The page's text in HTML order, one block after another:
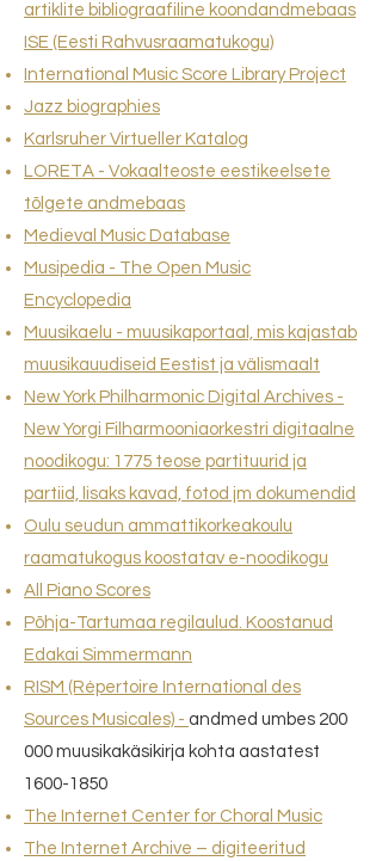
artiklite bibliograafiline koondandmebaas
ISE (Eesti Rahvusraamatukogu)
International Music Score Library Project
Jazz biographies
Karlsruher Virtueller Katalog
LORETA - Vokaalteoste eestikeelsete
tõlgete andmebaas
Medieval Music Database
Musipedia - The Open Music
Encyclopedia
Muusikaelu - muusikaportaal, mis kajastab
muusikauudiseid Eestist ja välismaalt
New York Philharmonic Digital Archives -
New Yorgi Filharmooniaorkestri digitaalne
noodikogu: 1775 teose partituurid ja
partiid, lisaks kavad, fotod jm dokumendid
Oulu seudun ammattikorkeakoulu
raamatukogus koostatav e-noodikogu
All Piano Scores
Põhja-Tartumaa regilaulud. Koostanud
Edakai Simmermann
RISM (Répertoire International des
Sources Musical es) - andmed umbes 200
000 muusikakäsikirja kohta aastatest
1600-1850
The Internet Center for Choral Music
The Internet Archive – digiteeritud